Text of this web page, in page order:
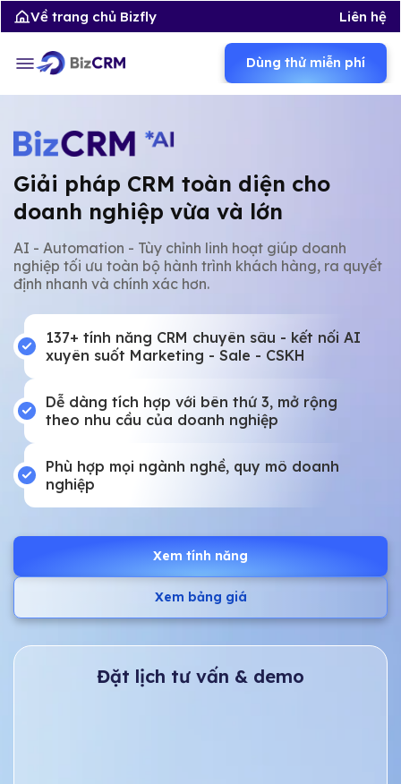
Về trang chủ Bizfly Liên hệ
Dùng thử miễn phí
Giải pháp CRM toàn diện cho
doanh nghiệp vừa và lớn
AI - Automation - Tùy chỉnh linh hoạt giúp doanh
nghiệp tối ưu toàn bộ hành trình khách hàng, ra quyết
định nhanh và chính xác hơn.
137+ tính năng CRM chuyên sâu - kết nối AI
xuyên suốt Marketing - Sale - CSKH
Dễ dàng tích hợp với bên thứ 3, mở rộng
theo nhu cầu của doanh nghiệp
Phù hợp mọi ngành nghề, quy mô doanh
nghiệp
Xem tính năng
Xem bảng giá
Đặt lịch tư vấn & demo